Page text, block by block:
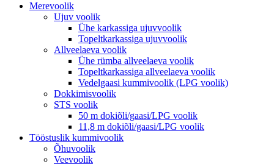
Merevoolik
Ujuv voolik
Ühe karkassiga ujuvvoolik
Topeltkarkassiga ujuvvoolik
Allveelaeva voolik
Ühe rümba allveelaeva voolik
Topeltkarkassiga allveelaeva voolik
Vedelgaasi kummivoolik (LPG voolik)
Dokkimisvoolik
STS voolik
50 m dokiõli/gaasi/LPG voolik
11,8 m dokiõli/gaasi/LPG voolik
Tööstuslik kummivoolik
Õhuvoolik
Veevoolik